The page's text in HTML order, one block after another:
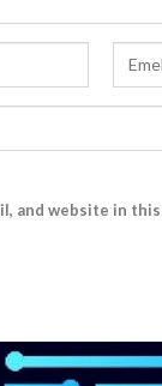
and website in